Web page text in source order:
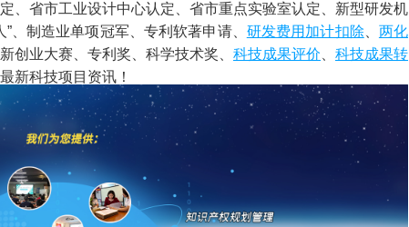
、省市工业设计中心认定、省市重点实验室认定、新型研发机
”、制造业单项冠军、专利软著申请、 研发费用加计扣除 两化
创业大赛、专利奖、科学技术奖、 科技成果评价 科技成果转
新科技项目资讯！